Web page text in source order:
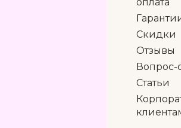
Скидки
Отзывы
Вопрос-
Статьи